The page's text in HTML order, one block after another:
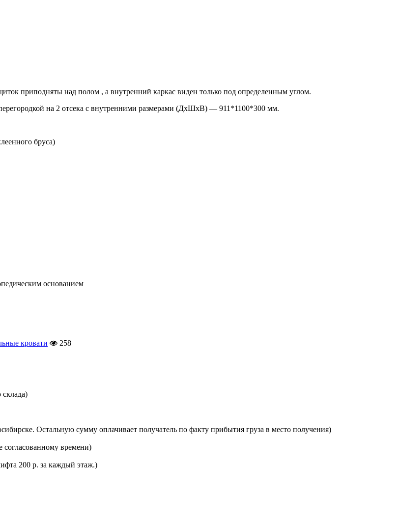
приподняты над полом , а внутренний каркас виден только под определенным углом.
на 2 отсека с внутренними размерами (ДхШхВ) — 911*1100*300 мм.
бруса)
основанием
кровати
258
Остальную сумму оплачивает получатель по факту прибытия груза в место получения)
согласованному времени)
200 р. за каждый этаж.)